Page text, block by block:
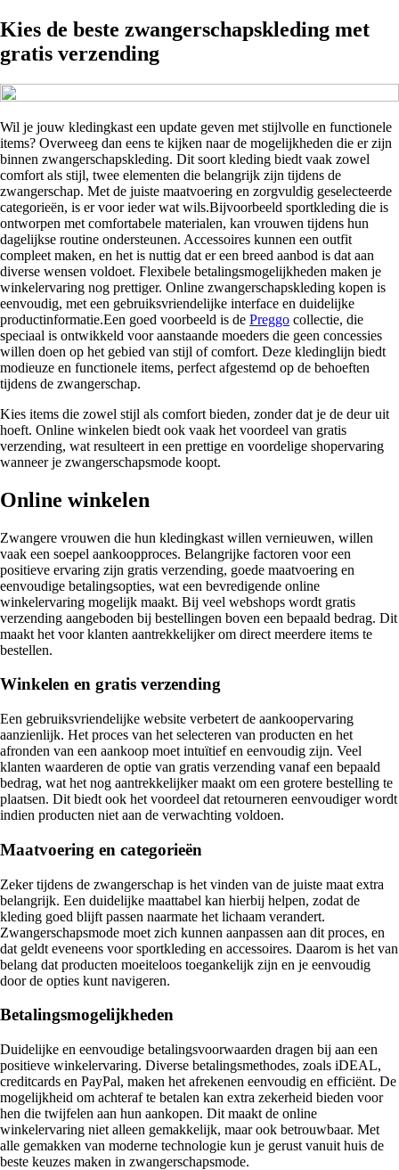
Kies de beste zwangerschapskleding met
gratis verzending
Wil je jouw kledingkast een update geven met stijlvolle en functionele
items? Overweeg dan eens te kijken naar de mogelijkheden die er zijn
binnen zwangerschapskleding. Dit soort kleding biedt vaak zowel
comfort als stijl, twee elementen die belangrijk zijn tijdens de
zwangerschap. Met de juiste maatvoering en zorgvuldig geselecteerde
categorieën, is er voor ieder wat wils.Bijvoorbeeld sportkleding die is
ontworpen met comfortabele materialen, kan vrouwen tijdens hun
dagelijkse routine ondersteunen. Accessoires kunnen een outfit
compleet maken, en het is nuttig dat er een breed aanbod is dat aan
diverse wensen voldoet. Flexibele betalingsmogelijkheden maken je
winkelervaring nog prettiger. Online zwangerschapskleding kopen is
eenvoudig, met een gebruiksvriendelijke interface en duidelijke
productinformatie.Een goed voorbeeld is de Preggo collectie, die
speciaal is ontwikkeld voor aanstaande moeders die geen concessies
willen doen op het gebied van stijl of comfort. Deze kledinglijn biedt
modieuze en functionele items, perfect afgestemd op de behoeften
tijdens de zwangerschap.
Kies items die zowel stijl als comfort bieden, zonder dat je de deur uit
hoeft. Online winkelen biedt ook vaak het voordeel van gratis
verzending, wat resulteert in een prettige en voordelige shopervaring
wanneer je zwangerschapsmode koopt.
Online winkelen
Zwangere vrouwen die hun kledingkast willen vernieuwen, willen
vaak een soepel aankoopproces. Belangrijke factoren voor een
positieve ervaring zijn gratis verzending, goede maatvoering en
eenvoudige betalingsopties, wat een bevredigende online
winkelervaring mogelijk maakt. Bij veel webshops wordt gratis
verzending aangeboden bij bestellingen boven een bepaald bedrag. Dit
maakt het voor klanten aantrekkelijker om direct meerdere items te
bestellen.
Winkelen en gratis verzending
Een gebruiksvriendelijke website verbetert de aankoopervaring
aanzienlijk. Het proces van het selecteren van producten en het
afronden van een aankoop moet intuïtief en eenvoudig zijn. Veel
klanten waarderen de optie van gratis verzending vanaf een bepaald
bedrag, wat het nog aantrekkelijker maakt om een grotere bestelling te
plaatsen. Dit biedt ook het voordeel dat retourneren eenvoudiger wordt
indien producten niet aan de verwachting voldoen.
Maatvoering en categorieën
Zeker tijdens de zwangerschap is het vinden van de juiste maat extra
belangrijk. Een duidelijke maattabel kan hierbij helpen, zodat de
kleding goed blijft passen naarmate het lichaam verandert.
Zwangerschapsmode moet zich kunnen aanpassen aan dit proces, en
dat geldt eveneens voor sportkleding en accessoires. Daarom is het van
belang dat producten moeiteloos toegankelijk zijn en je eenvoudig
door de opties kunt navigeren.
Betalingsmogelijkheden
Duidelijke en eenvoudige betalingsvoorwaarden dragen bij aan een
positieve winkelervaring. Diverse betalingsmethodes, zoals iDEAL,
creditcards en PayPal, maken het afrekenen eenvoudig en efficiënt. De
mogelijkheid om achteraf te betalen kan extra zekerheid bieden voor
hen die twijfelen aan hun aankopen. Dit maakt de online
winkelervaring niet alleen gemakkelijk, maar ook betrouwbaar. Met
alle gemakken van moderne technologie kun je gerust vanuit huis de
beste keuzes maken in zwangerschapsmode.